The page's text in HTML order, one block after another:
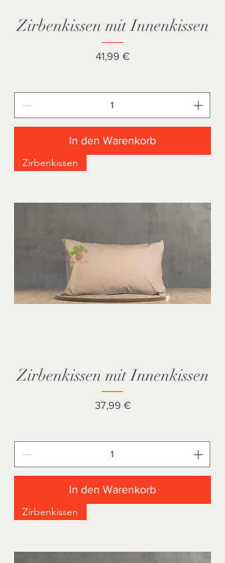
Zirbenkissen mit Innenkissen
Preis
41,99 €
In den Warenkorb
Zirbenkissen
Zirbenkissen mit Innenkissen
Preis
37,99 €
In den Warenkorb
Zirbenkissen